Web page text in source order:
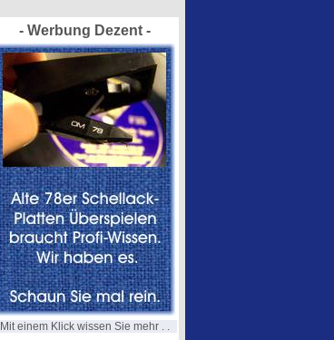
- Werbung Dezent -
Mit einem Klick wissen Sie mehr . .